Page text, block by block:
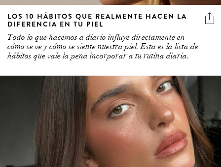
LOS 10 HÁBITOS QUE REALMENTE HACEN LA
DIFERENCIA EN TU PIEL
Todo lo que hacemos a diario influye directamente en
cómo se ve y cómo se siente nuestra piel. Esta es la lista de
hábitos que vale la pena incorporar a tu rutina diaria.